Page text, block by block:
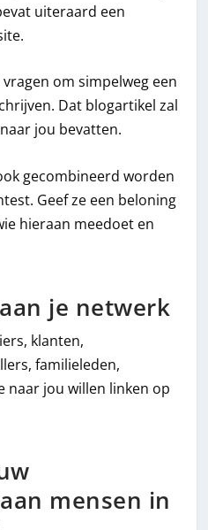
uiteraard een
om simpelweg een
Dat blogartikel zal
jou bevatten.
gecombineerd worden
Geef ze een beloning
hieraan meedoet en
je netwerk
klanten,
familieleden,
naar jou willen linken op
mensen in